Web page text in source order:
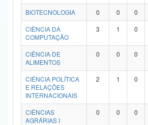
Advocacia-Geral da União
Banco Central do Brasil
BIOTECNOLOGIA
0 0 0
CIÊNCIA DA
COMPUTAÇÃO
3 1 0
CIÊNCIA DE
ALIMENTOS
0 0 0
CIÊNCIA POLÍTICA
E RELAÇÕES
INTERNACIONAIS
2 1 0
CIÊNCIAS
AGRÁRIAS I
0 0 0